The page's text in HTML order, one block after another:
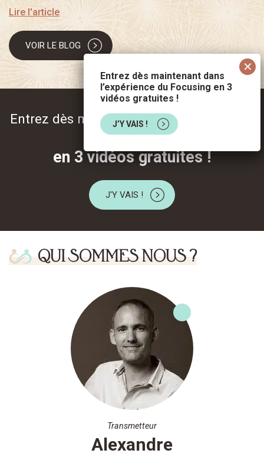
Lire l'article
VOIR LE BLOG
Entrez dès maintenant dans l’expérience
du Focusing
en 3 vidéos gratuites !
J'Y VAIS !
QUI SOMMES NOUS ?
Transmetteur
Alexandre
Entrez dès maintenant dans
l’expérience du Focusing en 3
vidéos gratuites !
J’Y VAIS !